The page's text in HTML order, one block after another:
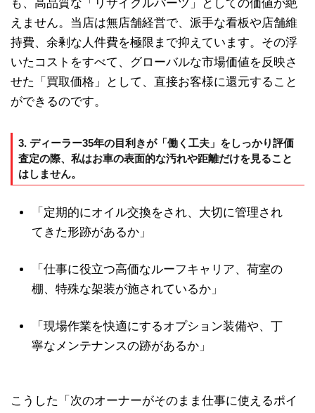
も、高品質な「リサイクルパーツ」としての価値が絶
えません。当店は無店舗経営で、派手な看板や店舗維
持費、余剰な人件費を極限まで抑えています。その浮
いたコストをすべて、グローバルな市場価値を反映さ
せた「買取価格」として、直接お客様に還元すること
ができるのです。
3. ディーラー35年の目利きが「働く工夫」をしっかり評価
査定の際、私はお車の表面的な汚れや距離だけを見ること
はしません。
「定期的にオイル交換をされ、大切に管理され
てきた形跡があるか」
「仕事に役立つ高価なルーフキャリア、荷室の
棚、特殊な架装が施されているか」
「現場作業を快適にするオプション装備や、丁
寧なメンテナンスの跡があるか」
こうした「次のオーナーがそのまま仕事に使えるポイ